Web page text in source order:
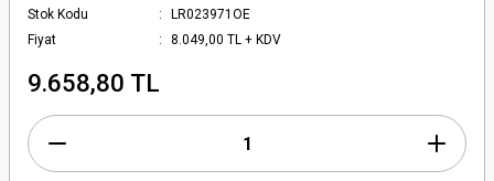
Stok Kodu
LR023971OE
Fiyat
8.049,00 TL + KDV
9.658,80 TL